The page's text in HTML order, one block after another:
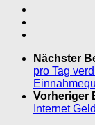
Nächster
pro Tag
Vorheriger
Internet